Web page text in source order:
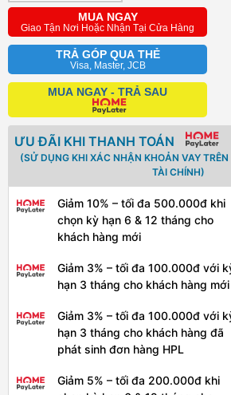
MUA NGAY
Giao Tận Nơi Hoặc Nhận Tại Cửa Hàng
TRẢ GÓP QUA THẺ
Visa, Master, JCB
MUA NGAY - TRẢ SAU
ƯU ĐÃI KHI THANH TOÁN
(SỬ DỤNG KHI XÁC NHẬN KHOẢN VAY
TÀI CHÍNH)
Giảm 10% – tối đa 500.000đ khi
chọn kỳ hạn 6 & 12 tháng cho
khách hàng mới
Giảm 3% – tối đa 100.000đ với
hạn 3 tháng cho khách hàng mới
Giảm 3% – tối đa 100.000đ với
hạn 3 tháng cho khách hàng đã
phát sinh đơn hàng HPL
Giảm 5% – tối đa 200.000đ khi